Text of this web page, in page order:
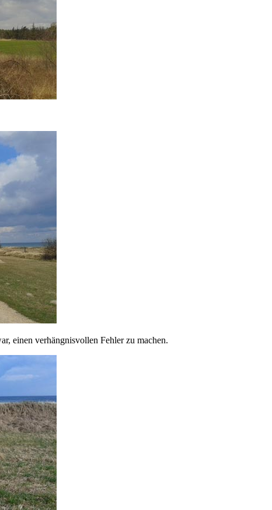
einen verhängnisvollen Fehler zu machen.